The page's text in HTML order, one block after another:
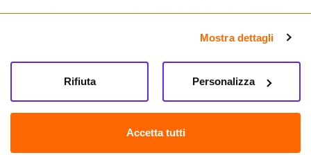
partner che si occupano di analisi dei dati web, pubblicità e
informazioni che hai fornito loro o che hanno raccolto dal
tuo utilizzo dei loro servizi.
Mostra dettagli
Accetta tutti
Personalizza
Rifiuta
Farma.it S.a.s. P. IVA 07417261216 REA: NA-884088
CREDITS
Sede legale Via delle Repubbliche Marinare 128, 80147 Napoli